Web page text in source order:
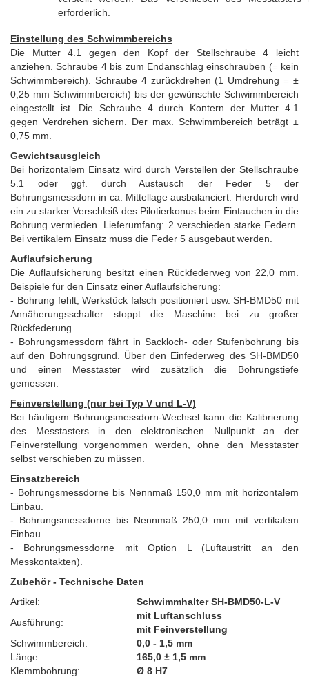
erforderlich.
Einstellung des Schwimmbereichs
Die Mutter 4.1 gegen den Kopf der Stellschraube 4 leicht
anziehen. Schraube 4 bis zum Endanschlag einschrauben (= kein
Schwimmbereich). Schraube 4 zurückdrehen (1 Umdrehung = ±
0,25 mm Schwimmbereich) bis der gewünschte Schwimmbereich
eingestellt ist. Die Schraube 4 durch Kontern der Mutter 4.1
gegen Verdrehen sichern. Der max. Schwimmbereich beträgt ±
0,75 mm.
Gewichtsausgleich
Bei horizontalem Einsatz wird durch Verstellen der Stellschraube
5.1 oder ggf. durch Austausch der Feder 5 der
Bohrungsmessdorn in ca. Mittellage ausbalanciert. Hierdurch wird
ein zu starker Verschleiß des Pilotierkonus beim Eintauchen in die
Bohrung vermieden. Lieferumfang: 2 verschieden starke Federn.
Bei vertikalem Einsatz muss die Feder 5 ausgebaut werden.
Auflaufsicherung
Die Auflaufsicherung besitzt einen Rückfederweg von 22,0 mm.
Beispiele für den Einsatz einer Auflaufsicherung:
- Bohrung fehlt, Werkstück falsch positioniert usw. SH-BMD50 mit
Annäherungsschalter stoppt die Maschine bei zu großer
Rückfederung.
- Bohrungsmessdorn fährt in Sackloch- oder Stufenbohrung bis
auf den Bohrungsgrund. Über den Einfederweg des SH-BMD50
und einen Messtaster wird zusätzlich die Bohrungstiefe
gemessen.
Feinverstellung (nur bei Typ V und L-V)
Bei häufigem Bohrungsmessdorn-Wechsel kann die Kalibrierung
des Messtasters in den elektronischen Nullpunkt an der
Feinverstellung vorgenommen werden, ohne den Messtaster
selbst verschieben zu müssen.
Einsatzbereich
- Bohrungsmessdornebis Nennmaß 150,0 mm mit horizontalem
Einbau.
- Bohrungsmessdorne bis Nennmaß 250,0 mm mit vertikalem
Einbau.
- Bohrungsmessdorne mit Option L (Luftaustritt an den
Messkontakten).
Zubehör - Technische Daten
Artikel:
Schwimmhalter SH-BMD50-L-V
Ausführung:
mit Luftanschluss
mit Feinverstellung
Schwimmbereich:
0,0 - 1,5 mm
Länge:
165,0 ± 1,5 mm
Klemmbohrung:
Ø 8 H7